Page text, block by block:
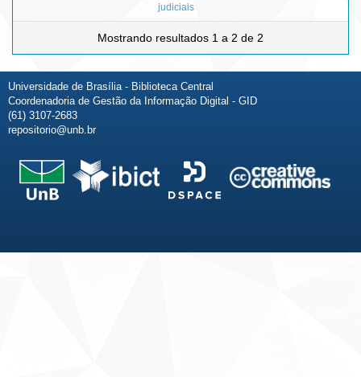
judiciais
Mostrando resultados 1 a 2 de 2
Universidade de Brasília - Biblioteca Central
Coordenadoria de Gestão da Informação Digital - GID
(61) 3107-2683
repositorio@unb.br